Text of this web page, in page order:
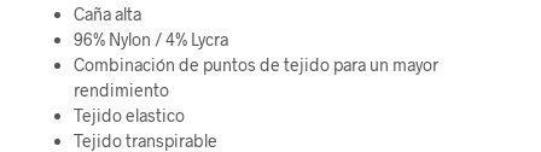
Caña alta
96% Nylon / 4% Lycra
Combinación de puntos de tejido para un mayor
rendimiento
Tejido elastico
Tejido transpirable